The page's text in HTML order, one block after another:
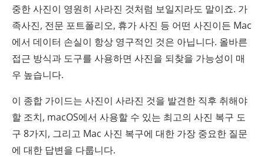
중한 사진이 영원히 사라진 것처럼 보일지라도 말이죠. 가
족사진, 전문 포트폴리오, 휴가 사진 등 어떤 사진이든 Mac
에서 데이터 손실이 항상 영구적인 것은 아닙니다. 올바른
접근 방식과 도구를 사용하면 사진을 되찾을 가능성이 매
우 높습니다.
이 종합 가이드는 사진이 사라진 것을 발견한 직후 취해야
할 조치, macOS에서 사용할 수 있는 최고의 사진 복구 도
구 8가지, 그리고 Mac 사진 복구에 대한 가장 중요한 질문
에 대한 답변을 다룹니다.